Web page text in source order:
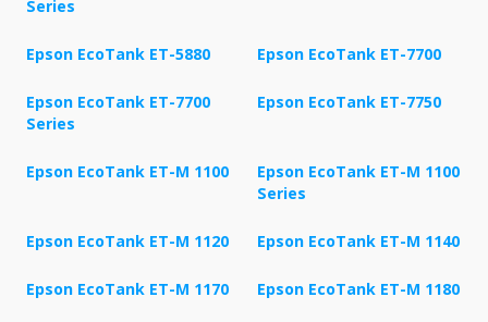
Series
Epson EcoTank ET-5880 Epson EcoTank ET-7700
Epson EcoTank ET-7700
Series
Epson EcoTank ET-7750
Epson EcoTank ET-M 1100
Epson EcoTank ET-M 1100
Series
Epson EcoTank ET-M 1120 Epson EcoTank ET-M 1140
Epson EcoTank ET-M 1170 Epson EcoTank ET-M 1180